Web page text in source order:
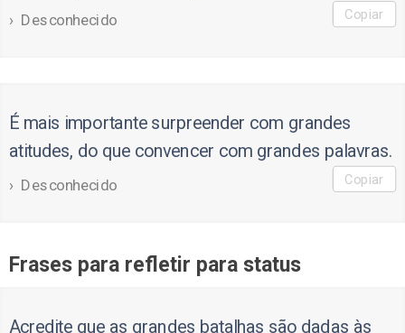
Desconhecido Copiar
É mais importante surpreender com grandes
atitudes, do que convencer com grandes palavras.
Desconhecido Copiar
Frases para refletir para status
Acredite que as grandes batalhas são dadas às